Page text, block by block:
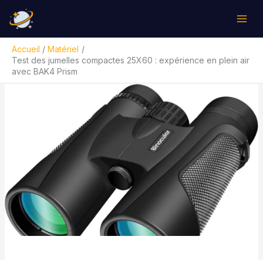
contenu
Accueil
Matériel
Test des jumelles compactes 25X60 : expérience en plein air
avec BAK4 Prism
Rechercher